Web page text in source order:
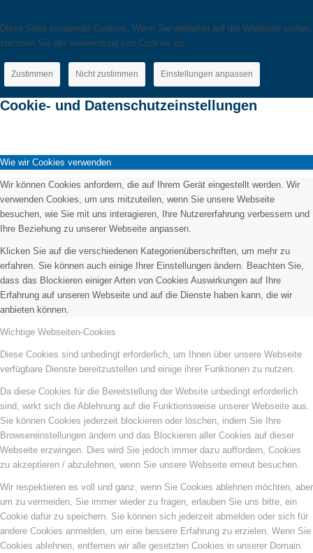
Diese Seite verwendet Cookies. Wenn Sie weiterhin auf der Webseite surfen,
stimmen Sie der Verwendung von Cookies zu.
Zustimmen Nicht zustimmen Einstellungen anpassen
Cookie- und Datenschutzeinstellungen
Wie wir Cookies verwenden
Wir können Cookies anfordern, die auf Ihrem Gerät eingestellt werden. Wir
verwenden Cookies, um uns mitzuteilen, wenn Sie unsere Webseite
besuchen, wie Sie mit uns interagieren, Ihre Nutzererfahrung verbessern und
Ihre Beziehung zu unserer Webseite anpassen.
Klicken Sie auf die verschiedenen Kategorienüberschriften, um mehr zu
erfahren. Sie können auch einige Ihrer Einstellungen ändern. Beachten Sie,
dass das Blockieren einiger Arten von Cookies Auswirkungen auf Ihre
Erfahrung auf unseren Webseite und auf die Dienste haben kann, die wir
anbieten können.
Wichtige Webseiten-Cookies
Diese Cookies sind unbedingt erforderlich, um Ihnen über unsere Webseite
verfügbare Dienste bereitzustellen und einige ihrer Funktionen zu nutzen.
Da diese Cookies für die Bereitstellung der Website unbedingt erforderlich
sind, wirkt sich die Ablehnung auf die Funktionsweise unserer Webseite aus.
Sie können Cookies jederzeit blockieren oder löschen, indem Sie Ihre
Browsereinstellungen ändern und das Blockieren aller Cookies auf dieser
Webseite erzwingen. Dies wird Sie jedoch immer dazu auffordern, Cookies
zu akzeptieren / abzulehnen, wenn Sie unsere Webseite erneut besuchen.
Wir respektieren es voll und ganz, wenn Sie Cookies ablehnen möchten, aber
um zu vermeiden, Sie immer wieder zu fragen, erlauben Sie uns bitte, ein
Cookie dafür zu speichern. Sie können sich jederzeit abmelden oder sich für
andere Cookies anmelden, um eine bessere Erfahrung zu erzielen. Wenn Sie
Cookies ablehnen, entfernen wir alle gesetzten Cookies in unserer Domain.